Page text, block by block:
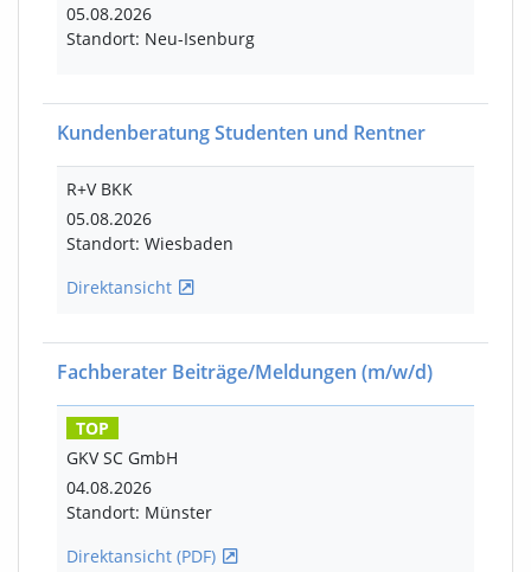
05.08.2026
Standort: Neu-Isenburg
Kundenberatung Studenten und Rentner
R+V BKK
05.08.2026
Standort: Wiesbaden
Direktansicht
Fachberater Beiträge/Meldungen (m/w/d)
TOP
GKV SC GmbH
04.08.2026
Standort: Münster
Direktansicht (PDF)